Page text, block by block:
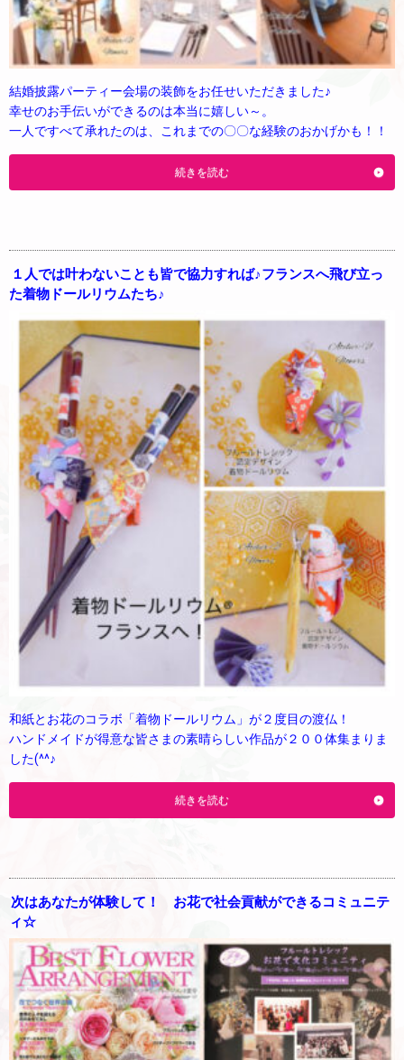
結婚披露パーティー会場の装飾をお任せいただきました♪
幸せのお手伝いができるのは本当に嬉しい～。
一人ですべて承れたのは、これまでの〇〇な経験のおかげかも！！
続きを読む
１人では叶わないことも皆で協力すれば♪フランスへ飛び立っ
た着物ドールリウムたち♪
和紙とお花のコラボ「着物ドールリウム」が２度目の渡仏！
ハンドメイドが得意な皆さまの素晴らしい作品が２００体集まりま
した(^^♪
続きを読む
次はあなたが体験して！ お花で社会貢献ができるコミュニテ
ィ☆